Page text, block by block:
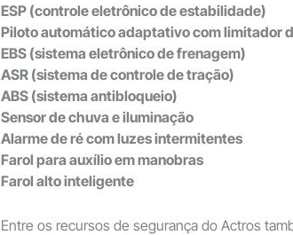
ESP (controle eletrônico de estabilidade)
Piloto automático adaptativo com limitador
EBS (sistema eletrônico de frenagem)
ASR (sistema de controle de tração)
ABS (sistema antibloqueio)
Sensor de chuva e iluminação
Alarme de ré com luzes intermitentes
Farol para auxílio em manobras
Farol alto inteligente
Entre os recursos de segurança do Actros